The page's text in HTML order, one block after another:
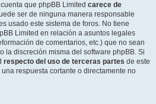
que phpBB Limited carece de
ser de ninguna manera responsable
usado este sistema de foros. No tiene
Limited en relación a asuntos legales
de comentarios, etc.) que no sean
la discreción misma del software phpBB. Si
respecto del uso de terceras partes de este
respuesta cortante o directamente no